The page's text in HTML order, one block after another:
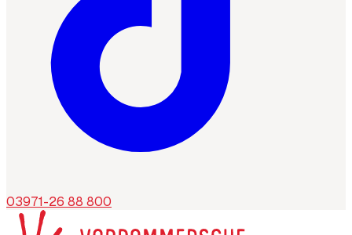
03971-26 88 800